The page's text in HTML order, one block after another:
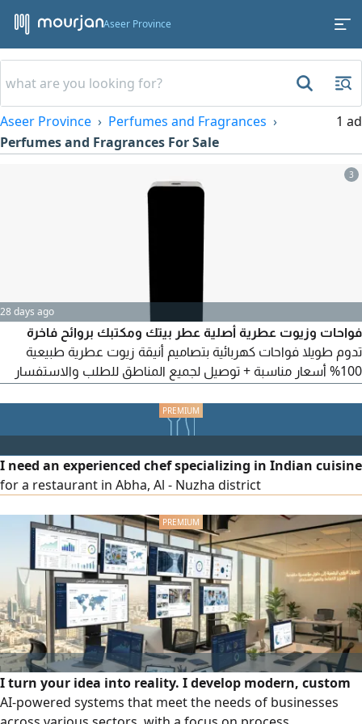
Aseer Province
Aseer Province
Perfumes and Fragrances
Perfumes and Fragrances For Sale
1 ad
3
28 days ago
فواحات وزيوت عطرية أصلية عطر بيتك ومكتبك بروائح فاخرة
تدوم طويلا فواحات كهربائية بتصاميم أنيقة زيوت عطرية طبيعية
100% أسعار مناسبة + توصيل لجميع المناطق للطلب والاستفسار
I need an experienced chef specializing in Indian cuisine
for a restaurant in Abha, Al - Nuzha district
I turn your idea into reality. I develop modern, custom
AI-powered systems that meet the needs of businesses